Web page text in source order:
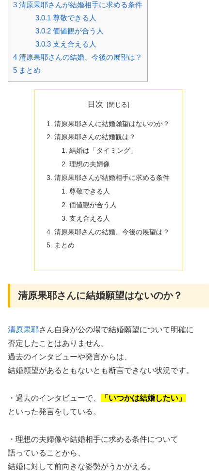
3 清原果耶さんが結婚相手に求める条件
3.0.1 尊敬できる人
3.0.2価値観が合う人
3.0.3支え合える人
4 清原果耶さんの結婚、今後の展望は？
5 まとめ
目次
清原果耶さんに結婚願望はないのか？
清原果耶さんの結婚観は？
結婚は「タイミング」
理想の夫婦像
清原果耶さんが結婚相手に求める条件
尊敬できる人
価値観が合う人
支え合える人
清原果耶さんの結婚、今後の展望は？
まとめ
清原果耶さんに結婚願望はないのか？
清原果耶さん自身が公の場で結婚願望について明確に
否定したことはありません。
過去のインタビューや発言からは、
結婚願望があるともないとも断言できない状況です。
・過去のインタビューで、
「いつかは結婚したい」
といった発言をしている。
・理想の夫婦像や結婚相手に求める条件について
語っていることから、
結婚に対して前向きな姿勢がうかがえる。